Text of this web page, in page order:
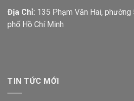
Địa Chỉ: 135 Phạm Văn Hai, phường
phố Hồ Chí Minh
TIN TỨC MỚI